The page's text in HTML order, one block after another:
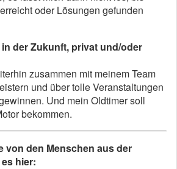
oder Lösungen gefunden
der Zukunft, privat und/oder
zusammen mit meinem Team
und über tolle Veranstaltungen
Und mein Oldtimer soll
bekommen.
von den Menschen aus der
hier: